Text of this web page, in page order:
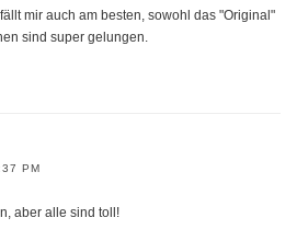
mir auch am besten, sowohl das "Original"
sind super gelungen.
PM
aber alle sind toll!